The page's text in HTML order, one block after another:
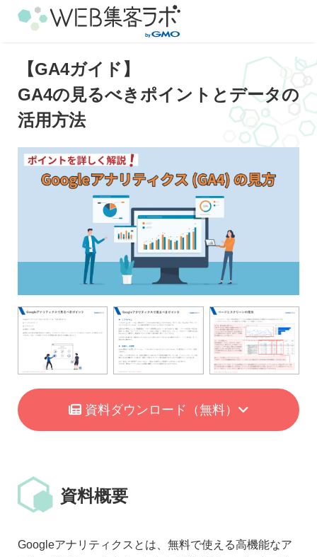
【GA4ガイド】
GA4の見るべきポイントとデータの
活用方法
資料ダウンロード （無料）
資料概要
Googleアナリティクスとは、無料で使える高機能なア